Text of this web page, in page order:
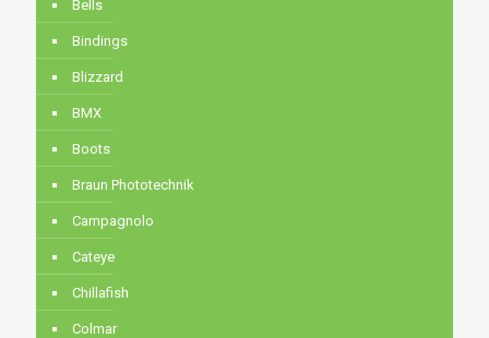
Bells
Bindings
Blizzard
BMX
Boots
Braun Phototechnik
Campagnolo
Cateye
Chillafish
Colmar